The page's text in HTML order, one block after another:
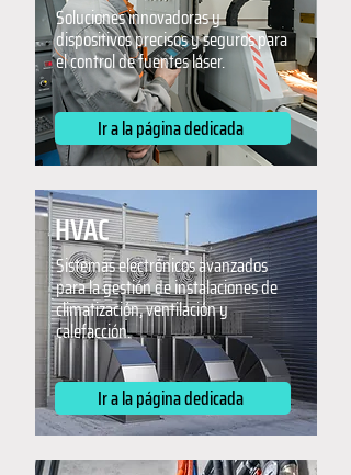
Soluciones innovadoras y
dispositivos precisos y seguros para
el control de fuentes láser.
Ir a la página dedicada
HVAC
Sistemas electrónicos avanzados
para la gestión de instalaciones de
climatización, ventilación y
calefacción.
Ir a la página dedicada